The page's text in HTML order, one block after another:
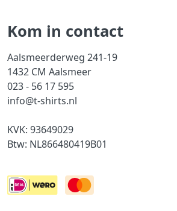
Kom in contact
Aalsmeerderweg 241-19
1432 CM Aalsmeer
023 - 56 17 595
info@t-shirts.nl
KVK: 93649029
Btw: NL866480419B01